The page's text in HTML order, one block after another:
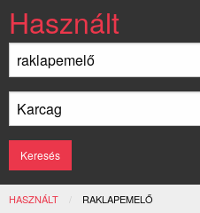
Használt
HASZNÁLT JELENLEGI:
RAKLAPEMELŐ